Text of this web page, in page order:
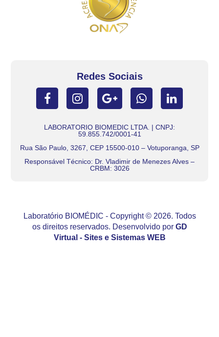
Redes Sociais
LABORATORIO BIOMEDIC LTDA. | CNPJ:
59.855.742/0001-41
Rua São Paulo, 3267, CEP 15500-010 – Votuporanga, SP
Responsável Técnico: Dr. Vladimir de Menezes Alves –
CRBM: 3026
Laboratório BIOMÉDIC - Copyright © 2026. Todos
os direitos reservados. Desenvolvido por GD
Virtual - Sites e Sistemas WEB